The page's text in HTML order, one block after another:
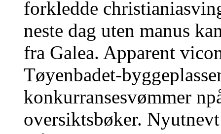
forkledde
neste dag uten manus
fra Galea. Apparent
Tøyenbadet-
konkurransesvømmer
oversiktsbøker.